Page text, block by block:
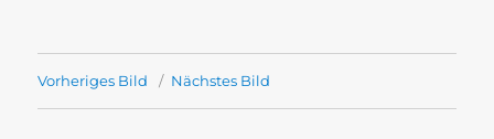
Vorheriges Bild Nächstes Bild